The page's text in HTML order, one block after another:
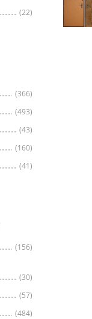
(22)
(366)
(493)
(43)
(160)
(41)
(156)
(30)
(57)
(484)